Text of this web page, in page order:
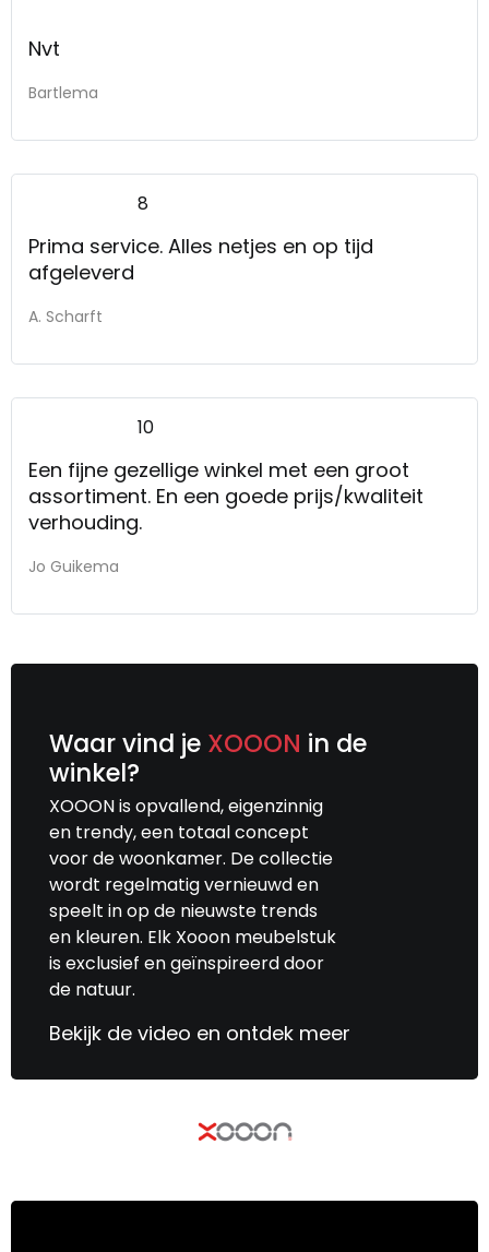
Nvt
Bartlema
8
Prima service. Alles netjes en op tijd
afgeleverd
A. Scharft
10
Een fijne gezellige winkel met een groot
assortiment. En een goede prijs/kwaliteit
verhouding.
Jo Guikema
Waar vind je XOOON in de
winkel?
XOOON is opvallend, eigenzinnig
en trendy, een totaal concept
voor de woonkamer. De collectie
wordt regelmatig vernieuwd en
speelt in op de nieuwste trends
en kleuren. Elk Xooon meubelstuk
is exclusief en geïnspireerd door
de natuur.
Bekijk de video en ontdek meer